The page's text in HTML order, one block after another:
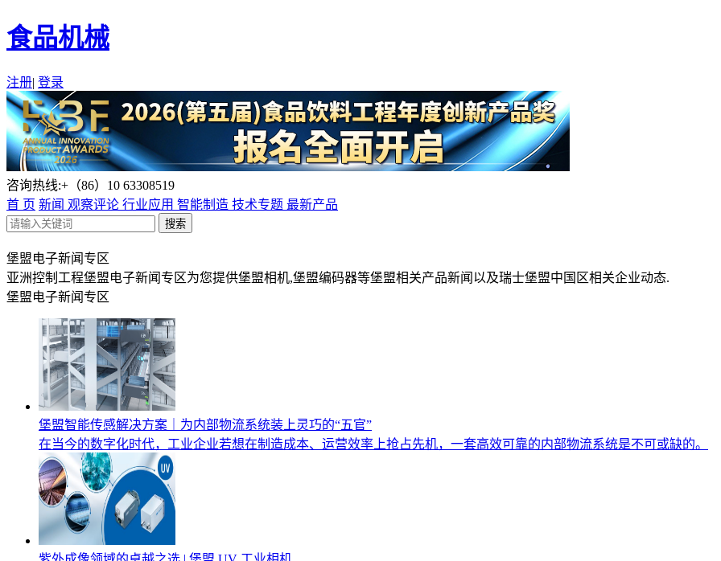
食品机械
注册| 登录
咨询热线:+（86）10 63308519
首 页 新闻 观察评论 行业应用 智能制造 技术专题 最新产品
堡盟电子新闻专区
亚洲控制工程堡盟电子新闻专区为您提供堡盟相机,堡盟编码器等堡盟相关产品新闻以及瑞士堡盟中国区相关企业动态.
堡盟电子新闻专区
堡盟智能传感解决方案｜为内部物流系统装上灵巧的“五官”
在当今的数字化时代，工业企业若想在制造成本、运营效率上抢占先机，一套高效可靠的内部物流系统是不可或缺的。